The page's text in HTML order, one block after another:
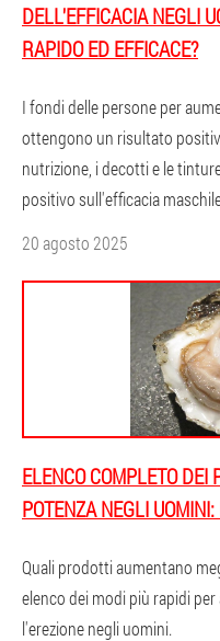
DELL'EFFICACIA NEGLI
RAPIDO ED EFFICACE?
I fondi delle persone per
ottengono un risultato
nutrizione, i decotti e le
positivo sull'efficacia
20 agosto 2025
ELENCO COMPLETO DEI
POTENZA NEGLI
Quali prodotti aumentano
elenco dei modi più rapidi
l'erezione negli uomini.